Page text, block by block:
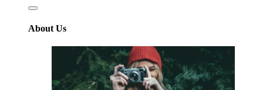
About Us